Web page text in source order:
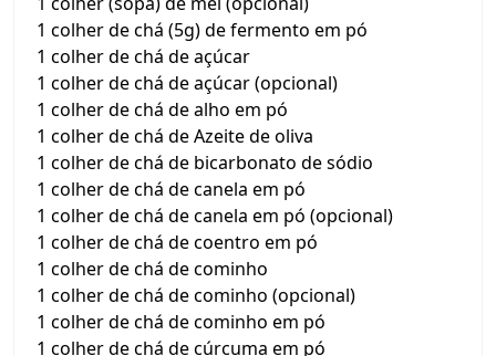
1 colher de chá (5g) de fermento em pó
1 colher de chá de açúcar
1 colher de chá de açúcar (opcional)
1 colher de chá de alho em pó
1 colher de chá de Azeite de oliva
1 colher de chá de bicarbonato de sódio
1 colher de chá de canela em pó
1 colher de chá de canela em pó (opcional)
1 colher de chá de coentro em pó
1 colher de chá de cominho
1 colher de chá de cominho (opcional)
1 colher de chá de cominho em pó
1 colher de chá de cúrcuma em pó